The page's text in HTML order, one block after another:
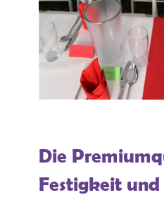
Die
Festigkeit